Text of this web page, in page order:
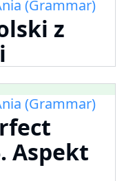
(Grammar)
z
(Grammar)
Aspekt